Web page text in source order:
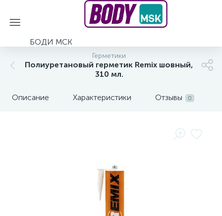
БОДИ МСК
Герметики
Полиуретановый герметик Remix шовный,
310 мл.
Описание Характеристики Отзывы 0